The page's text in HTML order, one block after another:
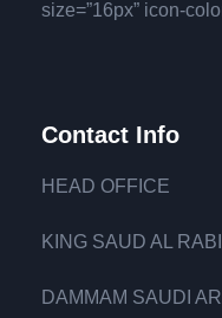
size=”16px” icon-
Contact Info
HEAD OFFICE
KING SAUD AL
DAMMAM SAUDI